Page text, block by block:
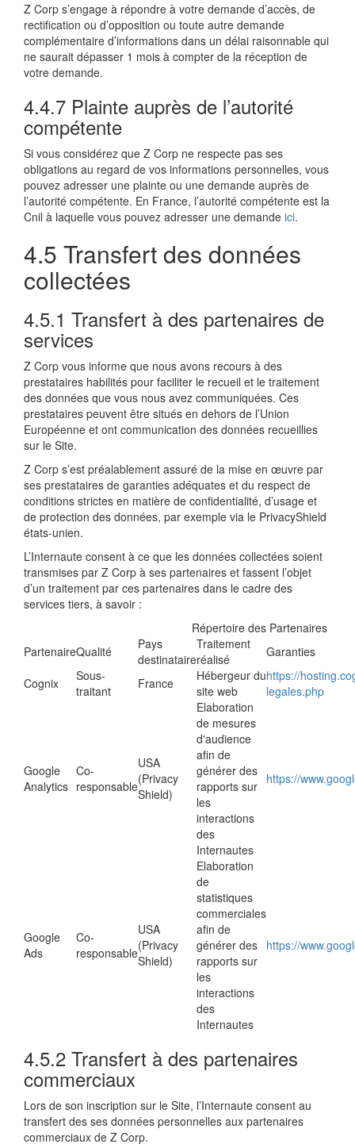
Z Corp s’engage à répondre à votre demande d’accès, de
rectification ou d’opposition ou toute autre demande
complémentaire d’informations dans un délai raisonnable qui
ne saurait dépasser 1 mois à compter de la réception de
votre demande.
4.4.7 Plainte auprès de l’autorité
compétente
Si vous considérez que Z Corp ne respecte pas ses
obligations au regard de vos informations personnelles, vous
pouvez adresser une plainte ou une demande auprès de
l’autorité compétente. En France, l’autorité compétente est la
Cnil à laquelle vous pouvez adresser une demande ici.
4.5 Transfert des données
collectées
4.5.1 Transfert à des partenaires de
services
Z Corp vous informe que nous avons recours à des
prestataires habilités pour faciliter le recueil et le traitement
des données que vous nous avez communiquées. Ces
prestataires peuvent être situés en dehors de l’Union
Européenne et ont communication des données recueillies
sur le Site.
Z Corp s’est préalablement assuré de la mise en œuvre par
ses prestataires de garanties adéquates et du respect de
conditions strictes en matière de confidentialité, d’usage et
de protection des données, par exemple via le PrivacyShield
états-unien.
L’Internaute consent à ce que les données collectées soient
transmises par Z Corp à ses partenaires et fassent l’objet
d’un traitement par ces partenaires dans le cadre des
services tiers, à savoir :
Répertoire des Partenaires
PartenaireQualité
Pays
destinataire
Traitement
réalisé
Garanties
Cognix
Sous-
traitant
France
Hébergeur du
site web
https://
legales.php
Google
Analytics
Co-
responsable
USA
(Privacy
Shield)
Elaboration
de mesures
d'audience
afin de
générer des
rapports sur
les
interactions
des
Internautes
https://
Google
Ads
Co-
responsable
USA
(Privacy
Shield)
Elaboration
de
statistiques
commerciales
afin de
générer des
rapports sur
les
interactions
des
Internautes
https://
4.5.2 Transfert à des partenaires
commerciaux
Lors de son inscription sur le Site, l’Internaute consent au
transfert des ses données personnelles aux partenaires
commerciaux de Z Corp.